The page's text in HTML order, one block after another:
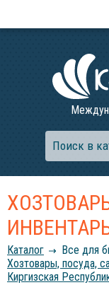
Каталог
Все для
Хозтовары, посуда,
Киргизская